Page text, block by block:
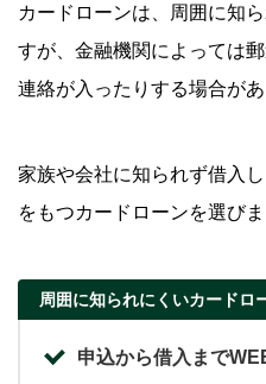
カードローンは、周囲に知
すが、金融機関によっては
連絡が入ったりする場合があ
家族や会社に知られず借入
をもつカードローンを選びま
周囲に知られにくいカードロ
申込から借入まで